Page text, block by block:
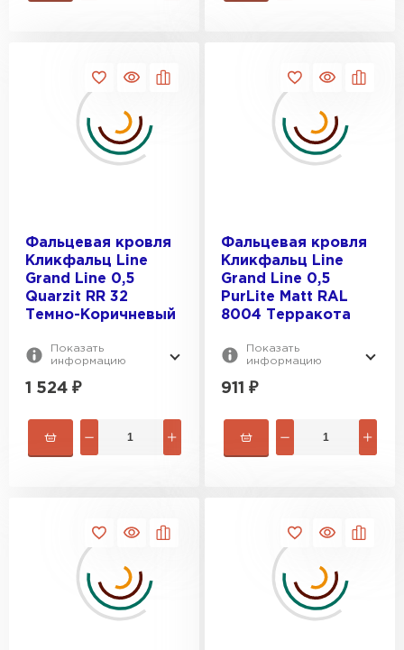
Фальцевая кровля
Кликфальц Line
Grand Line 0,5
Quarzit RR 32
Темно-Коричневый
Показать
информацию
1 524 ₽
Фальцевая кровля
Кликфальц Line
Grand Line 0,5
PurLite Matt RAL
8004 Терракота
Показать
информацию
911 ₽
Цементно-песчаная черепица